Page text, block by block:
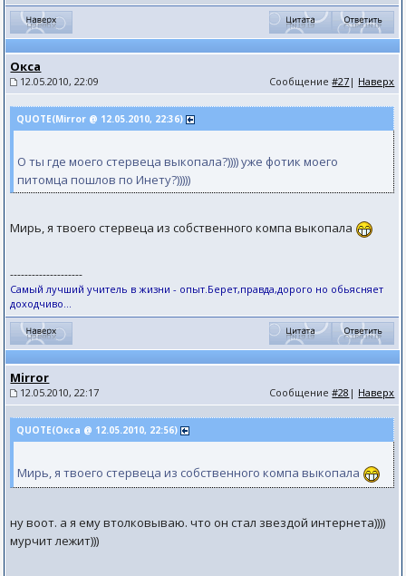
Окса
12.05.2010, 22:09 Сообщение#27 | Наверх
QUOTE(Mirror @ 12.05.2010, 22:36)
О ты где моего стервеца выкопала?)))) уже фотик моего
питомца пошлов по Инету?)))))
Мирь, я твоего стервеца из собственного компа выкопала
--------------------
Самый лучший учитель в жизни - опыт.Берет,правда,дорого но обьясняет
доходчиво...
Mirror
12.05.2010, 22:17 Сообщение#28 | Наверх
QUOTE(Окса @ 12.05.2010, 22:56)
Мирь, я твоего стервеца из собственного компа выкопала
ну воот. а я ему втолковываю. что он стал звездой интернета))))
мурчит лежит)))